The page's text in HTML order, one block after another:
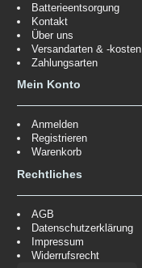
Batterieentsorgung
Kontakt
Über uns
Versandarten & -kosten
Zahlungsarten
Mein Konto
Anmelden
Registrieren
Warenkorb
Rechtliches
AGB
Datenschutzerklärung
Impressum
Widerrufsrecht